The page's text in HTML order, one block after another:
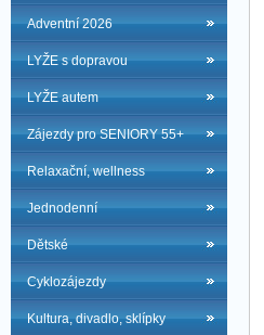
Adventní 2026
LYŽE s dopravou
LYŽE autem
Zájezdy pro SENIORY 55+
Relaxační, wellness
Jednodenní
Dětské
Cyklozájezdy
Kultura, divadlo, sklípky